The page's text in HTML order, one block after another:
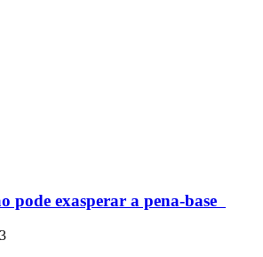
pode exasperar a pena-base